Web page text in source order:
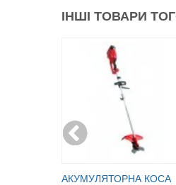
ІНШІ ТОВАРИ
АКУМУЛЯТОРНА КОСА